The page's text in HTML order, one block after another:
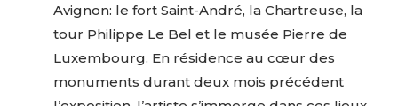
Avignon: le fort Saint-André, la Chartreuse, la
tour Philippe Le Bel et le musée Pierre de
Luxembourg. En résidence au cœur des
monuments durant deux mois précédent